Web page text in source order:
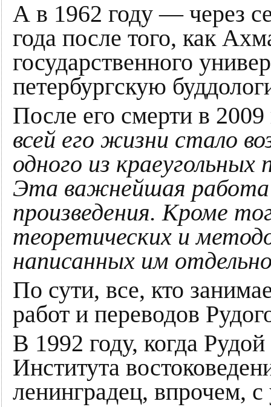
А в 1962 году — через
года после того, как
государственного
петербургскую
После его смерти в
всей его жизни стало
одного из
Эта важнейшая работа
произведения. Кроме
теоретических и
написанных им
По сути, все, кто
работ и переводов
В 1992 году, когда
Института
ленинградец, впрочем,